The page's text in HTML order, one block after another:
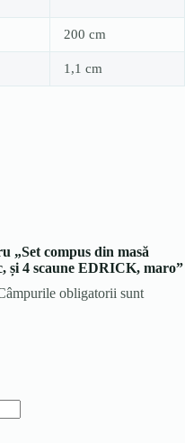
200 cm
1,1 cm
„Set compus din masă
și 4 scaune EDRICK, maro”
obligatorii sunt